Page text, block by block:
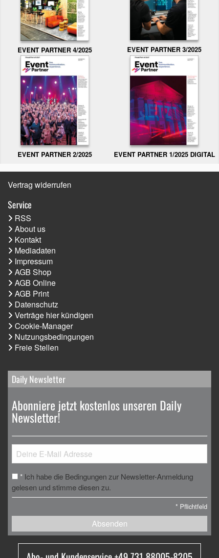
EVENT PARTNER 4/2025 EVENT PARTNER 3/2025
EVENT PARTNER 2/2025 EVENT PARTNER 1/2025 DIGITAL
Vertrag widerrufen
Service
RSS
About us
Kontakt
Mediadaten
Impressum
AGB Shop
AGB Online
AGB Print
Datenschutz
Verträge hier kündigen
Cookie-Manager
Nutzungsbedingungen
Freie Stellen
Daily Newsletter
Abonniere jetzt kostenlos unseren Daily
Newsletter!
* Ich habe die Bedingungen zur Newsletter-Anmeldung
gelesen und stimme diesen zu.
* Pflichtfeld
Absenden